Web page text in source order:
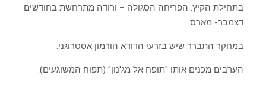
בתחילת הקיץ. הפריחה הסגולה – ורודה מתרחשת בחודשים
דצמבר- מארס.
במחקר התברר שיש בזרעי הדודא הורמון אסטרוגני.
הערבים מכנים אותו "תופח אל מג'נון" (תפוח המשוגעים).